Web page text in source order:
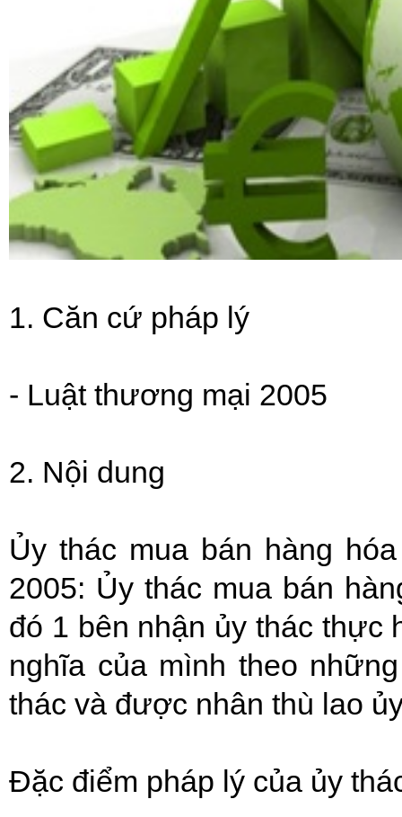
1. Căn cứ pháp lý
- Luật thương mại 2005
2. Nội dung
Ủy thác mua bán hàng
2005: Ủy thác mua bán
đó 1 bên nhận ủy thác thực
nghĩa của mình theo
thác và được nhân thù lao
Đặc điểm pháp lý của ủy